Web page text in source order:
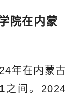
院在内蒙
年在内蒙古
之间。2024